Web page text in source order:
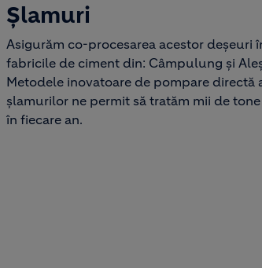
Şlamuri
Asigurăm co-procesarea acestor deşeuri
fabricile de ciment din: Câmpulung şi
Metodele inovatoare de pompare directă
şlamurilor ne permit să tratăm mii de
în fiecare an.